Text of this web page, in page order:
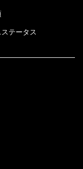
テータス